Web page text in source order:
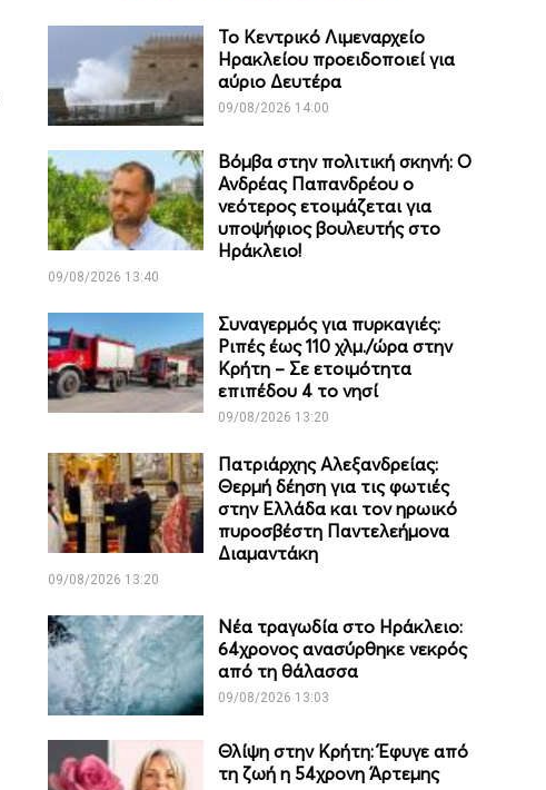
Το Κεντρικό Λιμεναρχείο
Ηρακλείου προειδοποιεί για
αύριο Δευτέρα
09/08/2026 14:00
Βόμβα στην πολιτική σκηνή: Ο
Ανδρέας Παπανδρέου ο
νεότερος ετοιμάζεται για
υποψήφιος βουλευτής στο
Ηράκλειο!
09/08/2026 13:40
Συναγερμός για πυρκαγιές:
Ριπές έως 110 χλμ./ώρα στην
Κρήτη – Σε ετοιμότητα
επιπέδου 4 το νησί
09/08/2026 13:20
Πατριάρχης Αλεξανδρείας:
Θερμή δέηση για τις φωτιές
στην Ελλάδα και τον ηρωικό
πυροσβέστη Παντελεήμονα
Διαμαντάκη
09/08/2026 13:20
Νέα τραγωδία στο Ηράκλειο:
64χρονος ανασύρθηκε νεκρός
από τη θάλασσα
09/08/2026 13:03
Θλίψη στην Κρήτη: Έφυγε από
τη ζωή η 54χρονη Άρτεμης